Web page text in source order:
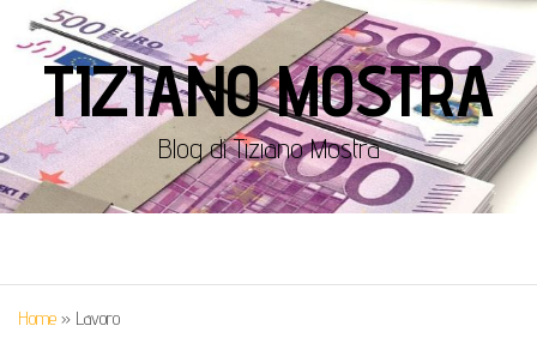
TIZIANO MOSTRA
Blog di Tiziano Mostra
Home » Lavoro